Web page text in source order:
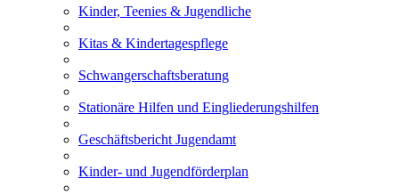
Kinder, Teenies & Jugendliche
Kitas & Kindertagespflege
Schwangerschaftsberatung
Stationäre Hilfen und Eingliederungshilfen
Geschäftsbericht Jugendamt
Kinder- und Jugendförderplan